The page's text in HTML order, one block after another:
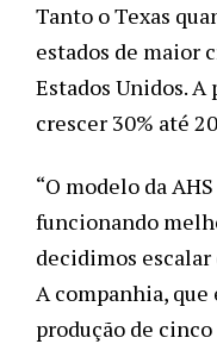
Tanto o Texas
estados de maior
Estados Unidos. A
crescer 30% até
“O modelo da
funcionando
decidimos
A companhia,
produção de